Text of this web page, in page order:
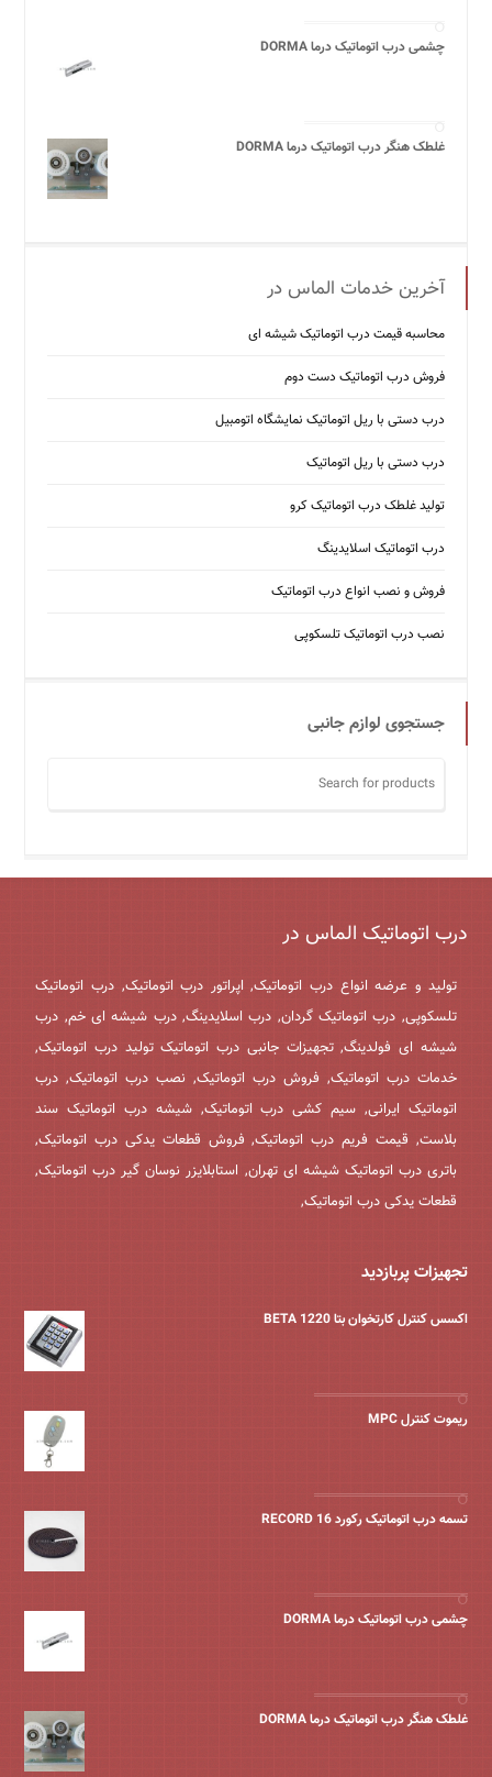
چشمی درب اتوماتیک درما DORMA
غلطک هنگر درب اتوماتیک درما DORMA
آخرین خدمات الماس در
محاسبه قیمت درب اتوماتیک شیشه ‌ای
فروش درب اتوماتیک دست دوم
درب دستی با ریل اتوماتیک نمایشگاه اتومبیل
درب دستی با ریل اتوماتیک
تولید غلطک درب اتوماتیک کرو
درب اتوماتیک اسلایدینگ
فروش و نصب انواع درب اتوماتیک
نصب درب اتوماتیک تلسکوپی
جستجوی لوازم جانبی
درب اتوماتیک الماس در
تولید و عرضه انواع درب اتوماتیک, اپراتور درب اتوماتیک, درب اتوماتیک
تلسکوپی, درب اتوماتیک گردان, درب اسلایدینگ, درب شیشه ای خم, درب
شیشه ای فولدینگ, تجهیزات جانبی درب اتوماتیک تولید درب اتوماتیک,
خدمات درب اتوماتیک, فروش درب اتوماتیک, نصب درب اتوماتیک, درب
اتوماتیک ایرانی, سیم کشی درب اتوماتیک, شیشه درب اتوماتیک سند
بلاست, قیمت فریم درب اتوماتیک, فروش قطعات یدکی درب اتوماتیک,
باتری درب اتوماتیک شیشه ای تهران, استابلایزر نوسان گیر درب اتوماتیک,
قطعات یدکی درب اتوماتیک,
تجهیزات پربازدید
اکسس کنترل کارتخوان بتا BETA 1220
ریموت کنترل MPC
تسمه درب اتوماتیک رکورد 16 RECORD
چشمی درب اتوماتیک درما DORMA
غلطک هنگر درب اتوماتیک درما DORMA